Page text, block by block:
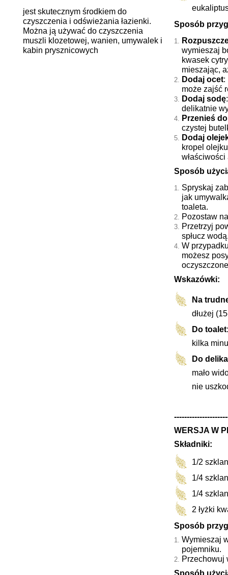
jest skutecznym środkiem do
czyszczenia i odświeżania łazienki.
Można ją używać do czyszczenia
muszli klozetowej, wanien, umywalek i
kabin prysznicowych
Sposób
wymieszaj
kwasek
mieszając,
Dodaj ocet:
może zajść
Dodaj sodę
delikatnie
Przenieś
czystej
Dodaj
kropel
Sposób
Spryskaj
jak
toaleta.
Pozostaw
Przetrzyj
spłucz
W
możesz
Wskazówki:
Na
dłużej
Do
kilka
Do
mało
nie
WERSJA W
Składniki:
1/2
1/4
1/4
2 łyżki
Sposób
Wymieszaj
pojemniku.
Przechowuj
Sposób